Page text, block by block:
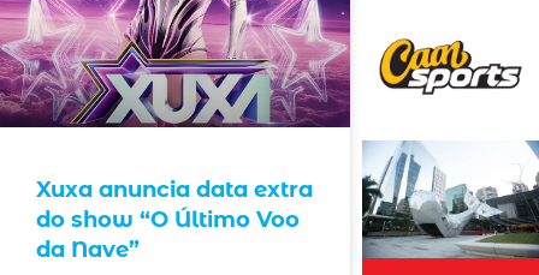
Xuxa anuncia data extra
do show “O Último Voo
da Nave”